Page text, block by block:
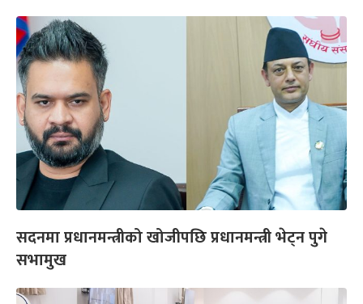
सदनमा प्रधानमन्त्रीको खोजीपछि प्रधानमन्त्री भेट्न पुगे
सभामुख